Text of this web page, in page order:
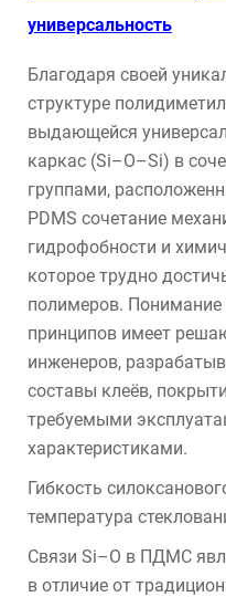
универсальность
Благодаря своей
структуре
выдающейся
каркас (Si–O–Si) в
группами,
PDMS сочетание
гидрофобности и
которое трудно
полимеров.
принципов имеет
инженеров,
составы клеёв,
требуемыми
характеристиками.
Гибкость
температура
Связи Si–O в ПДМС
в отличие от